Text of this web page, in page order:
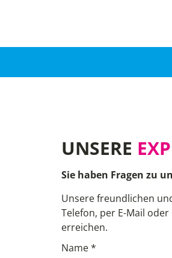
UNSERE
Sie haben Fragen zu
Unsere freundlichen
Telefon, per E-Mail
erreichen.
Name *